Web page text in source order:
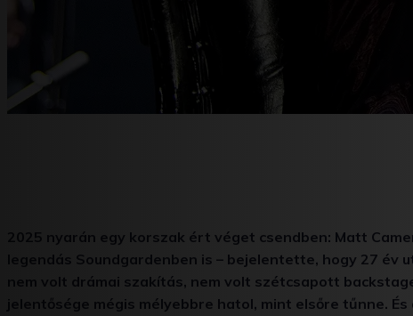
2025 nyarán egy korszak ért véget csendben: Matt
legendás Soundgardenben is – bejelentette, hogy 27
nem volt drámai szakítás, nem volt szétcsapott
jelentősége mégis mélyebbre hatol, mint elsőre tűnne.